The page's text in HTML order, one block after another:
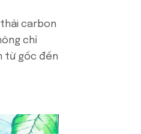
thải carbon
chỉ
từ gốc đến